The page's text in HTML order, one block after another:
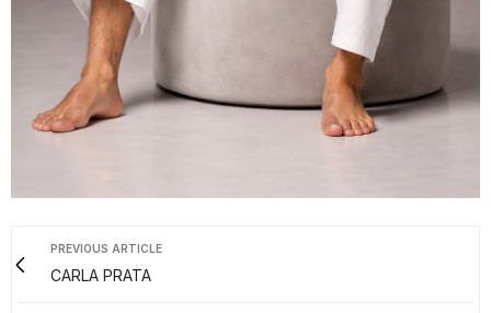
PREVIOUS ARTICLE
CARLA PRATA